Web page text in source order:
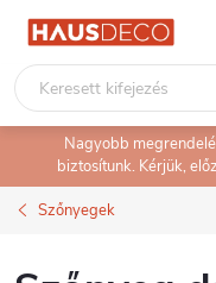
Ugrás
tartalomhoz
Nagyobb
biztosítunk. Kérjük,
Szőnyegek